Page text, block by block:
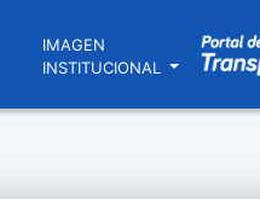
IMAGEN
INSTITUCIONAL